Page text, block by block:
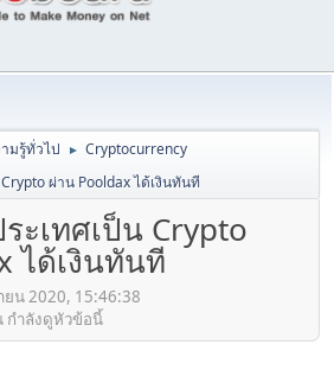
มรู้ทั่วไป ► Cryptocurrency
ผ่าน Pooldax ได้เงินทันที
ะเทศเป็น Crypto
ได้เงินทันที
ยน 2020, 15:46:38
กำลังดูหัวข้อนี้